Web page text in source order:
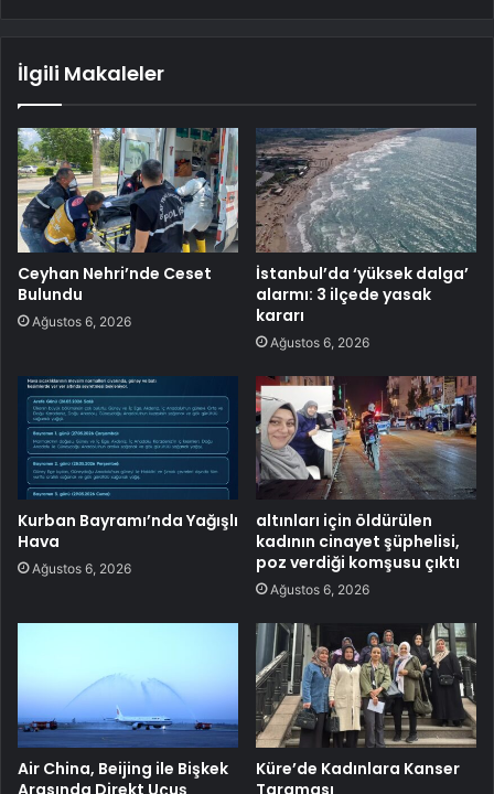
İlgili Makaleler
Ceyhan Nehri’nde Ceset
Bulundu
Ağustos 6, 2026
İstanbul’da ‘yüksek dalga’
alarmı: 3 ilçede yasak
kararı
Ağustos 6, 2026
Kurban Bayramı’nda Yağışlı
Hava
Ağustos 6, 2026
altınları için öldürülen
kadının cinayet şüphelisi,
poz verdiği komşusu çıktı
Ağustos 6, 2026
Air China, Beijing ile Bişkek
Küre’de Kadınlara Kanser